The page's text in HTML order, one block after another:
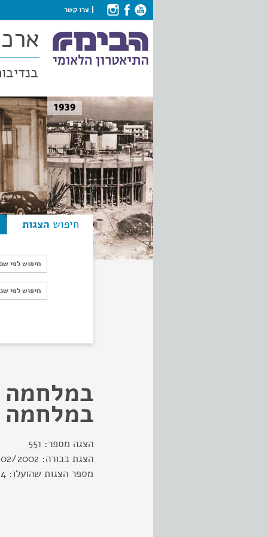
צרו קשר
חיפוש הצגות
חיפוש לפי
חיפוש לפי
חיפוש לפי
במלחמה
במלחמה
הצגה מספר: 551
הצגת בכורה: 2002
מספר הצגות שהועלו: 24 (עד